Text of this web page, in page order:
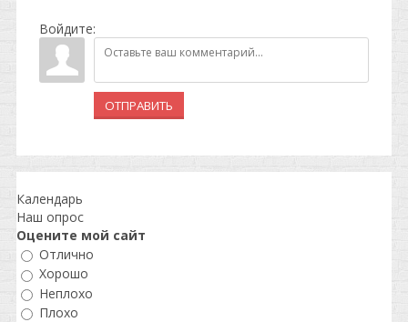
Войдите:
ОТПРАВИТЬ
Календарь
Наш опрос
Оцените мой сайт
Отлично
Хорошо
Неплохо
Плохо